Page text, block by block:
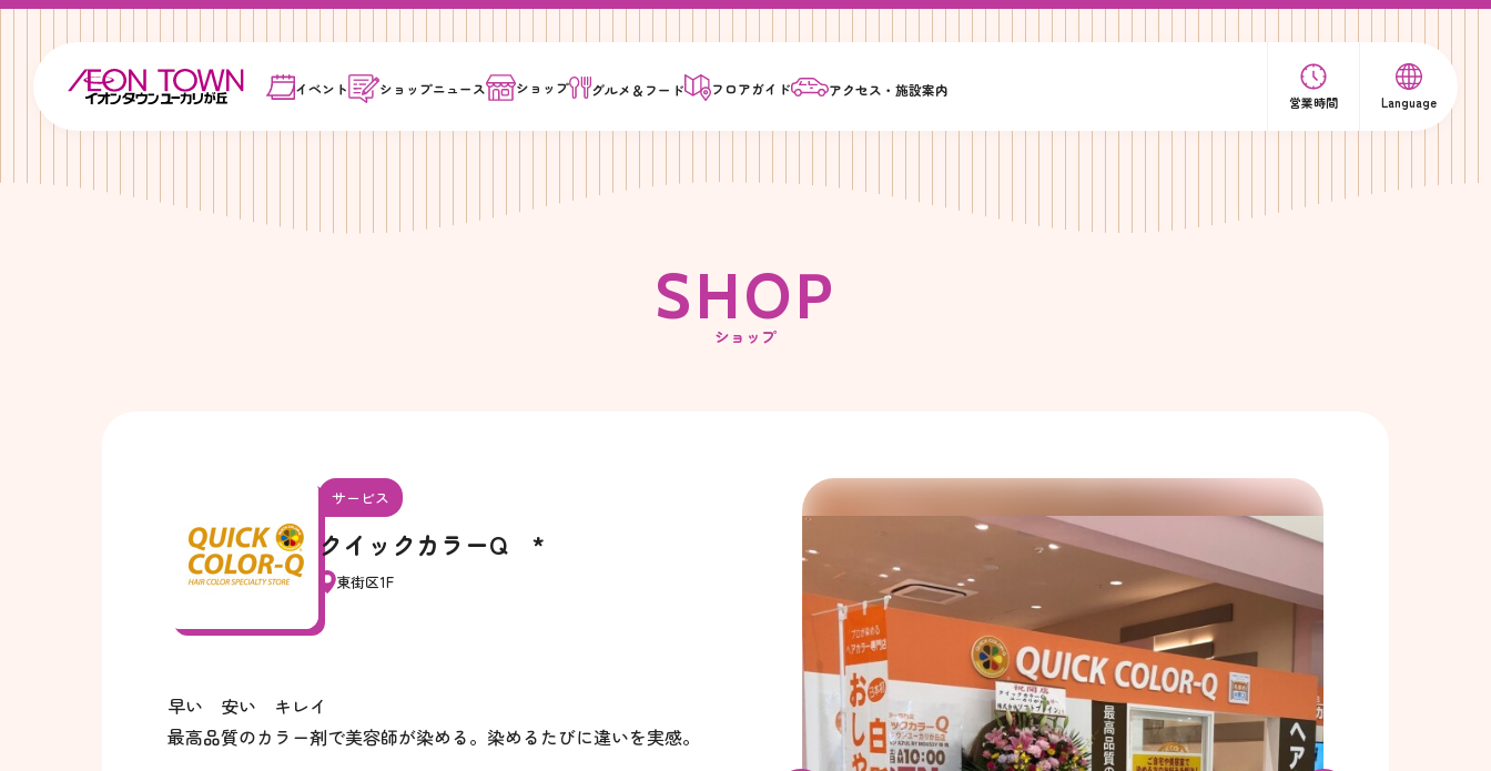
イベント ショップニュース ショップ グルメ＆ フード フロアガイド アクセス・施設案内
営業時間 Language
SHOP
ショップ
サービス
クイックカラーQ *
東街区1F
早い 安い キレイ
最高品質のカラー剤で美容師が染める。染めるたびに違いを実感。